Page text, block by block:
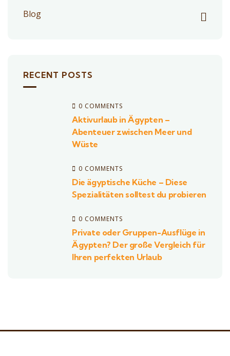
Blog
RECENT POSTS
0 COMMENTS
Aktivurlaub in Ägypten –
Abenteuer zwischen Meer und
Wüste
0 COMMENTS
Die ägyptische Küche – Diese
Spezialitäten solltest du probieren
0 COMMENTS
Private oder Gruppen-Ausflüge in
Ägypten? Der große Vergleich für
Ihren perfekten Urlaub